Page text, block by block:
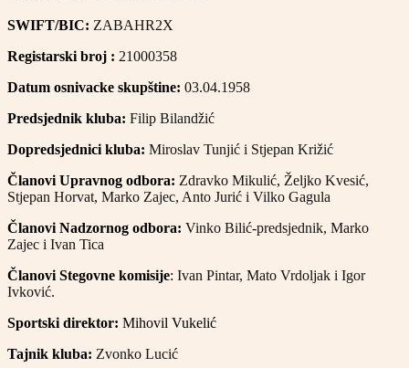
SWIFT/BIC: ZABAHR2X
Registarski broj : 21000358
Datum osnivacke skupštine: 03.04.1958
Predsjednik kluba: Filip Bilandžić
Dopredsjednici kluba: Miroslav Tunjić i Stjepan Križić
Članovi Upravnog odbora: Zdravko Mikulić, Željko Kvesić,
Stjepan Horvat, Marko Zajec, Anto Jurić i Vilko Gagula
Članovi Nadzornog odbora: Vinko Bilić-predsjednik, Marko
Zajec i Ivan Tica
Članovi Stegovne komisije: Ivan Pintar, Mato Vrdoljak i Igor
Ivković.
Sportski direktor: Mihovil Vukelić
Tajnik kluba: Zvonko Lucić